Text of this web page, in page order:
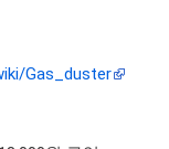
Gas_duster